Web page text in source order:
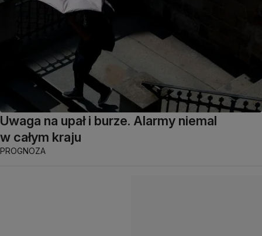
Uwaga na upał i burze. Alarmy niemal
w całym kraju
PROGNOZA